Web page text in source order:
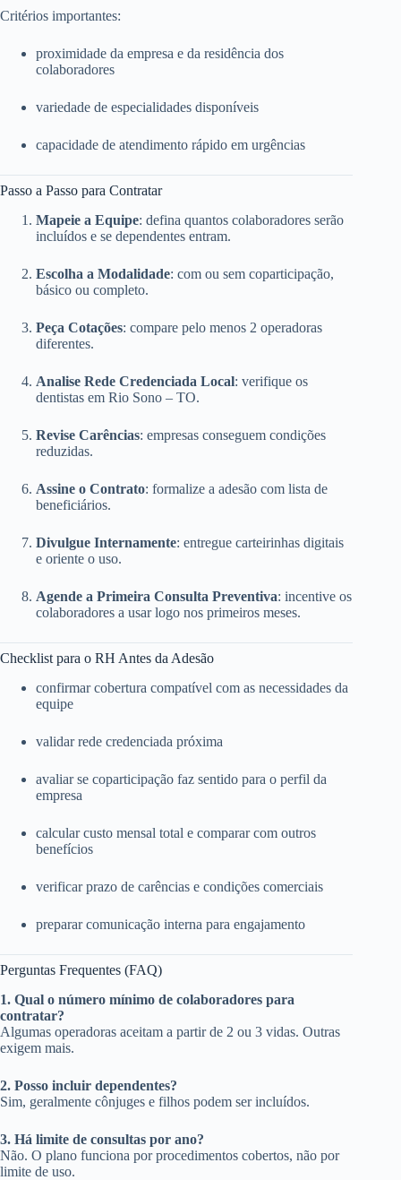
Critérios importantes:
proximidade da empresa e da residência dos
colaboradores
variedade de especialidades disponíveis
capacidade de atendimento rápido em urgências
Passo a Passo para Contratar
Mapeie a Equipe: defina quantos colaboradores serão
incluídos e se dependentes entram.
Escolha a Modalidade: com ou sem coparticipação,
básico ou completo.
Peça Cotações: compare pelo menos 2 operadoras
diferentes.
Analise Rede Credenciada Local: verifique os
dentistas em Rio Sono – TO.
Revise Carências: empresas conseguem condições
reduzidas.
Assine o Contrato: formalize a adesão com lista de
beneficiários.
Divulgue Internamente: entregue carteirinhas digitais
e oriente o uso.
Agende a Primeira Consulta Preventiva: incentive os
colaboradores a usar logo nos primeiros meses.
Checklist para o RH Antes da Adesão
confirmar cobertura compatível com as necessidades da
equipe
validar rede credenciada próxima
avaliar se coparticipação faz sentido para o perfil da
empresa
calcular custo mensal total e comparar com outros
benefícios
verificar prazo de carências e condições comerciais
preparar comunicação interna para engajamento
Perguntas Frequentes (FAQ)
1. Qual o número mínimo de colaboradores para
contratar?
Algumas operadoras aceitam a partir de 2 ou 3 vidas. Outras
exigem mais.
2. Posso incluir dependentes?
Sim, geralmente cônjuges e filhos podem ser incluídos.
3. Há limite de consultas por ano?
Não. O plano funciona por procedimentos cobertos, não por
limite de uso.